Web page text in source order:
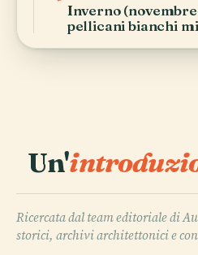
Inverno
pellicani bianchi
Un'
Ricercata dal team editoriale di
storici, archivi architettonici e